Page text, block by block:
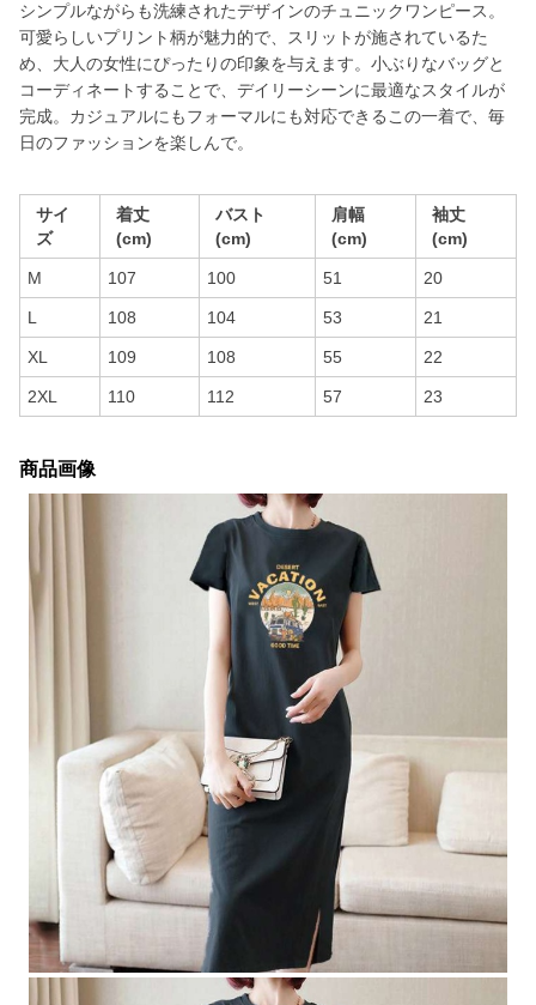
シンプルながらも洗練されたデザインのチュニックワンピース。
可愛らしいプリント柄が魅力的で、スリットが施されているた
め、大人の女性にぴったりの印象を与えます。小ぶりなバッグと
コーディネートすることで、デイリーシーンに最適なスタイルが
完成。カジュアルにもフォーマルにも対応できるこの一着で、毎
日のファッションを楽しんで。
サイ
ズ
着丈
(cm)
バスト
(cm)
肩幅
(cm)
袖丈
(cm)
M 107 100 51 20
L 108 104 53 21
XL 109 108 55 22
2XL 110 112 57 23
商品画像